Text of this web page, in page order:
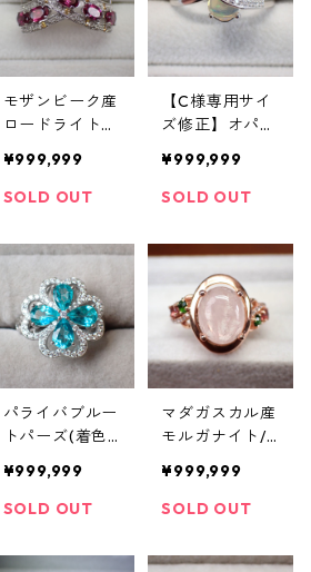
モザンビーク産
ロードライトガ
ァイア SV925/
K14WGメッキ
¥999,999
SOLD OUT
【C様専用サイ
ズ修正】オパー
Gメッキ リング
3.0g 19号
¥999,999
SOLD OUT
パライバブルー
トパーズ(着色
cz SV925/K14
WGメッキリン
5.5号
¥999,999
SOLD OUT
マダガスカル産
モルガナイト/
サイド/トルマ
リン/cz SV925/
リング 3.7g 16.
¥999,999
SOLD OUT